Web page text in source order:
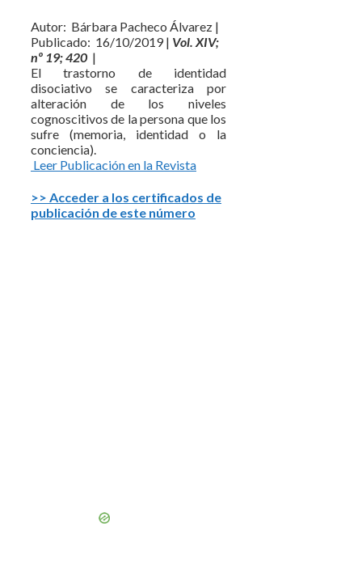
Autor: Bárbara Pacheco Álvarez |
Publicado: 16/10/2019 | Vol. XIV;
nº 19; 420 |
El trastorno de identidad
disociativo se caracteriza por
alteración de los niveles
cognoscitivos de la persona que los
sufre (memoria, identidad o la
conciencia).
Leer Publicación en la Revista
>> Acceder a los certificados de
publicación de este número